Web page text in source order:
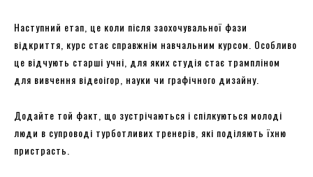
Наступний етап, це коли після заохочувальної фази
відкриття, курс стає справжнім навчальним курсом. Особливо
це відчують старші учні, для яких студія стає трампліном
для вивчення відеоігор, науки чи графічного дизайну.
Додайте той факт, що зустрічаються і спілкуються молоді
люди в супроводі турботливих тренерів, які поділяють їхню
пристрасть.